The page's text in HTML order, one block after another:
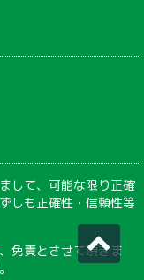
して、可能な限り正確
しも正確性・信頼性等
免責とさせて頂きま